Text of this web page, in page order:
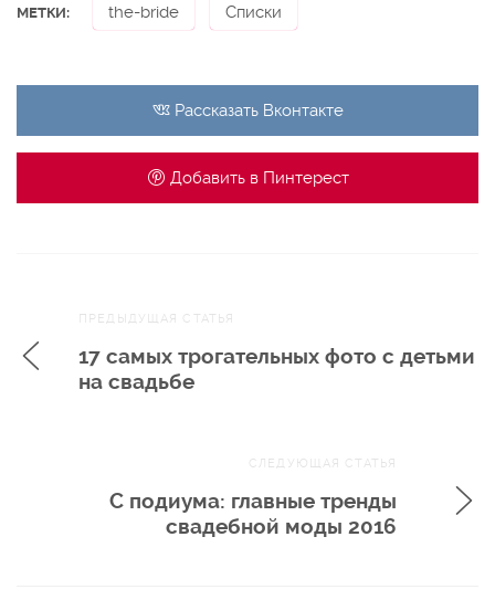
МЕТКИ: the-bride Списки
Рассказать Вконтакте
Добавить в Пинтерест
НавигацияПРЕДЫДУЩАЯ СТАТЬЯ
17 самых трогательных фото с детьми
на свадьбе
СЛЕДУЮЩАЯ СТАТЬЯ
С подиума: главные тренды
свадебной моды 2016